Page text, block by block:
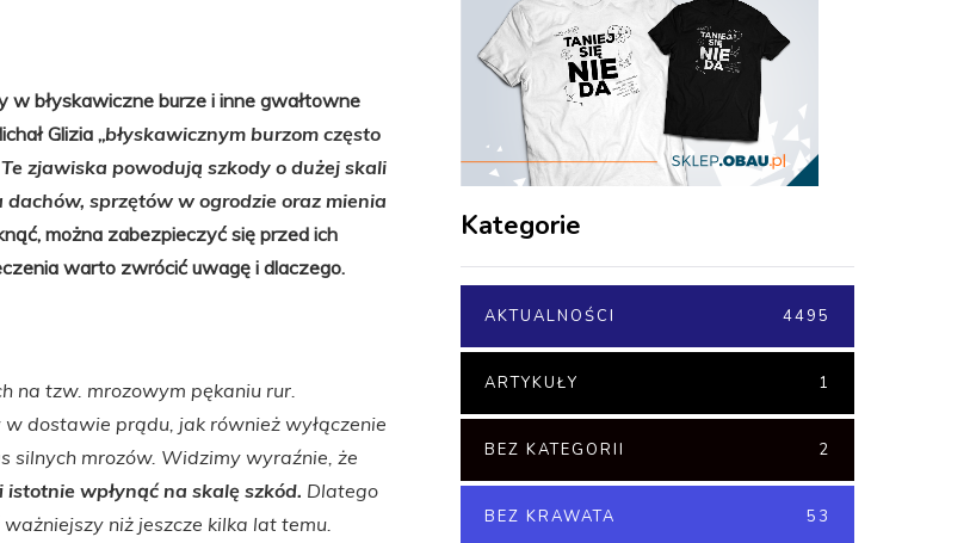
w błyskawiczne burze i inne gwałtowne
Glizia „błyskawicznym burzom często
zjawiska powodują szkody o dużej skali
sprzętów w ogrodzie oraz mienia
można zabezpieczyć się przed ich
warto zwrócić uwagę i dlaczego.
na tzw. mrozowym pękaniu rur.
dostawie prądu, jak również wyłączenie
silnych mrozów. Widzimy wyraźnie, że
wpłynąć na skalę szkód. Dlatego
niż jeszcze kilka lat temu.
Kategorie
AKTUALNOŚCI 4495
ARTYKUŁY 1
BEZ KATEGORII 2
BEZ KRAWATA 53